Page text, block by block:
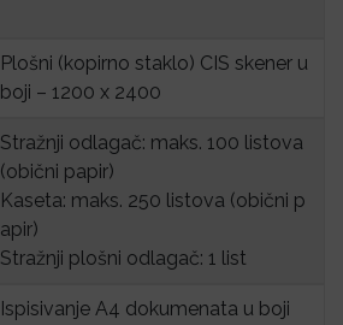
Plošni (kopirno staklo) CIS skener u
boji – 1200 x 2400
Stražnji odlagač: maks. 100 listova
(obični papir)
Kaseta: maks. 250 listova (obični p
apir)
Stražnji plošni odlagač: 1 list
Ispisivanje A4 dokumenata u boji